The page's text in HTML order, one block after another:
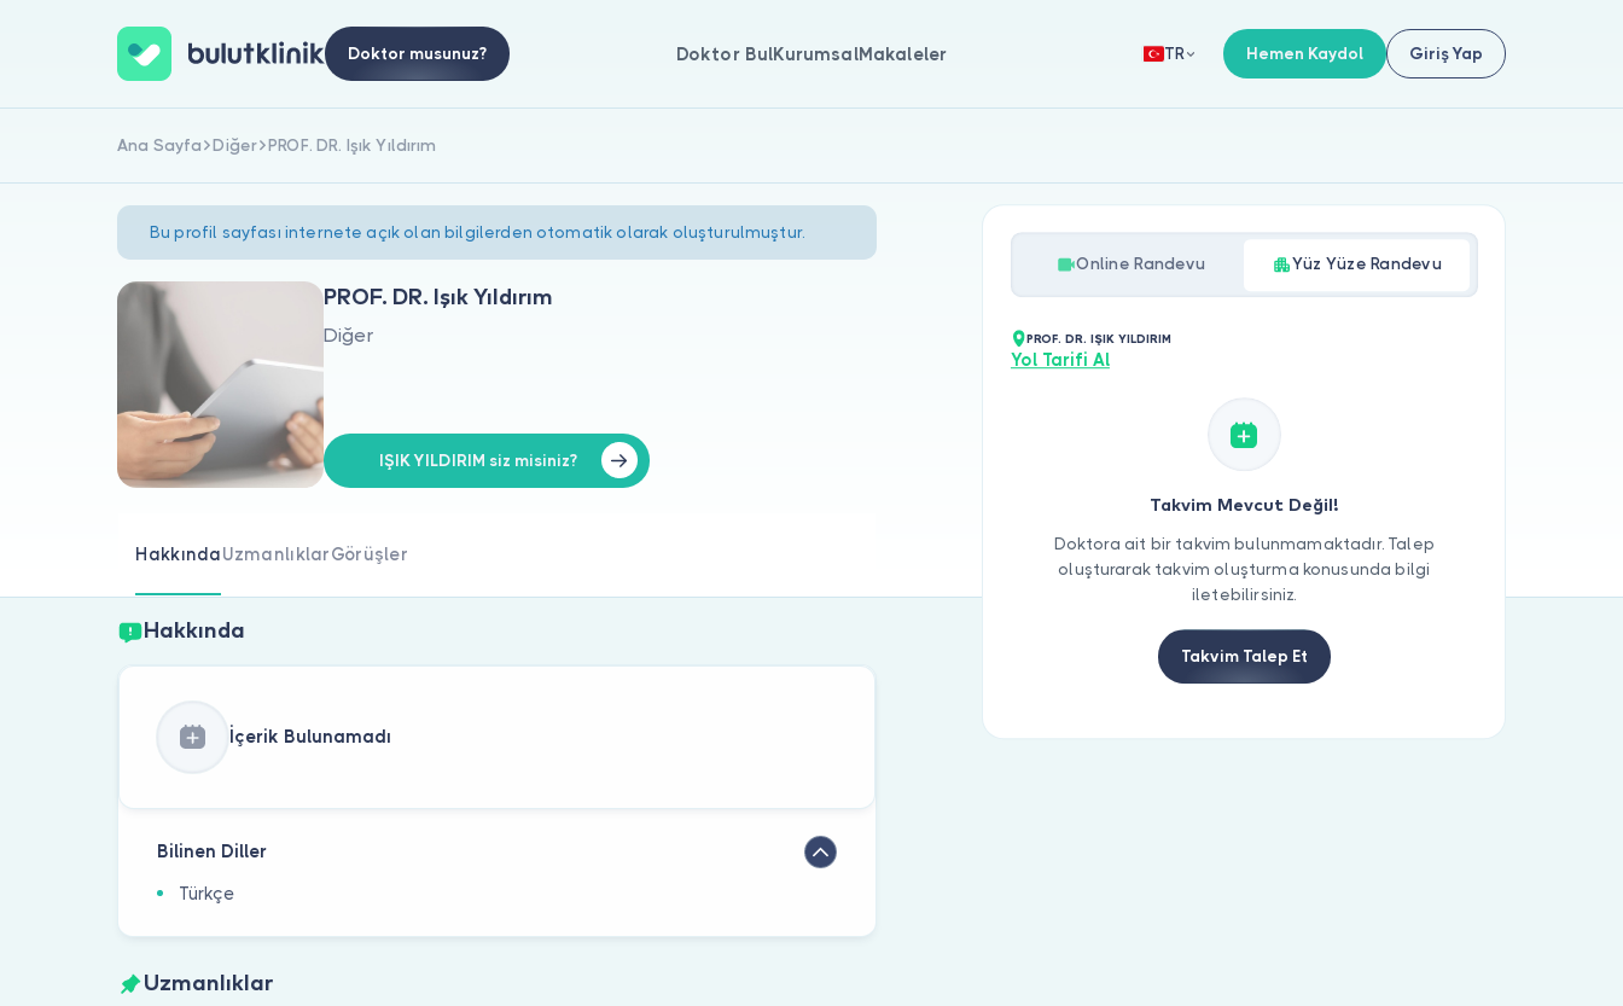
Doktor musunuz? Doktor BulKurumsalMakaleler TR Hemen Kaydol Giriş Yap
Ana Sayfa Diğer PROF. DR. Işık Yıldırım
Bu profil sayfası internete açık olan bilgilerden otomatik olarak oluşturulmuştur.
PROF. DR. Işık Yıldırım
Diğer
IŞIK YILDIRIM siz misiniz?
HakkındaUzmanlıklarGörüşler
Hakkında
İçerik Bulunamadı
Bilinen Diller
Türkçe
Uzmanlıklar
Online Randevu Yüz Yüze Randevu
PROF. DR. IŞIK YILDIRIM
Yol Tarifi Al
Takvim Mevcut Değil!
Doktora ait bir takvim bulunmamaktadır. Talep
oluşturarak takvim oluşturma konusunda bilgi
iletebilirsiniz.
Takvim Talep Et